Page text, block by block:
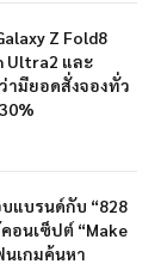
Z Fold8
Ultra2 และ
ามียอดสั่งจองทั่ว
แบรนด์กับ “828
อนเซ็ปต์ “Make
นเกมค้นหา